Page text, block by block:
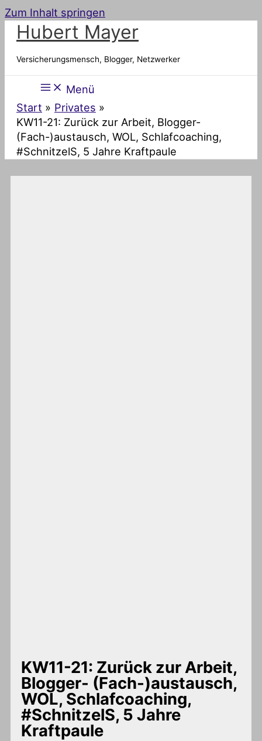
Zum Inhalt springen
Hubert Mayer
Versicherungsmensch, Blogger, Netzwerker
Menü
Start
Privates
KW11-21: Zurück zur Arbeit, Blogger-
(Fach-)austausch, WOL, Schlafcoaching,
#SchnitzelS, 5 Jahre Kraftpaule
KW11-21: Zurück zur Arbeit,
Blogger- (Fach-)austausch,
WOL, Schlafcoaching,
#SchnitzelS, 5 Jahre
Kraftpaule